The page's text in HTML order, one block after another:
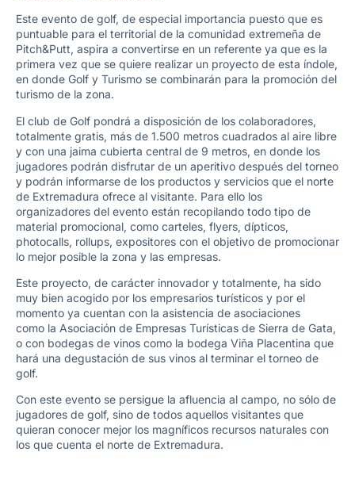
Este evento de golf, de especial importancia puesto que es
puntuable para el territorial de la comunidad extremeña de
Pitch&Putt, aspira a convertirse en un referente ya que es la
primera vez que se quiere realizar un proyecto de esta índole,
en donde Golf y Turismo se combinarán para la promoción del
turismo de la zona.
El club de Golf pondrá a disposición de los colaboradores,
totalmente gratis, más de 1.500 metros cuadrados al aire libre
y con una jaima cubierta central de 9 metros, en donde los
jugadores podrán disfrutar de un aperitivo después del torneo
y podrán informarse de los productos y servicios que el norte
de Extremadura ofrece al visitante. Para ello los
organizadores del evento están recopilando todo tipo de
material promocional, como carteles, flyers, dípticos,
photocalls, rollups, expositores con el objetivo de promocionar
lo mejor posible la zona y las empresas.
Este proyecto, de carácter innovador y totalmente, ha sido
muy bien acogido por los empresarios turísticos y por el
momento ya cuentan con la asistencia de asociaciones
como la Asociación de Empresas Turísticas de Sierra de Gata,
o con bodegas de vinos como la bodega Viña Placentina que
hará una degustación de sus vinos al terminar el torneo de
golf.
Con este evento se persigue la afluencia al campo, no sólo de
jugadores de golf, sino de todos aquellos visitantes que
quieran conocer mejor los magníficos recursos naturales con
los que cuenta el norte de Extremadura.